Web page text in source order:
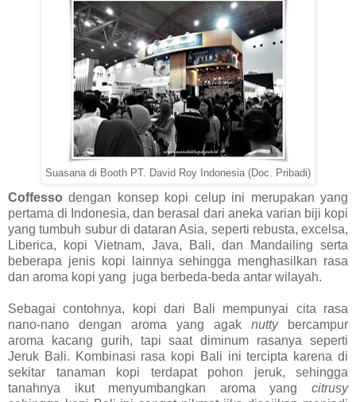
Suasana di Booth PT. David Roy Indonesia (Doc. Pribadi)
Coffesso dengan konsep kopi celup ini merupakan yang
pertama di Indonesia, dan berasal dari aneka varian biji kopi
yang tumbuh subur di dataran Asia, seperti rebusta, excelsa,
Liberica, kopi Vietnam, Java, Bali, dan Mandailing serta
beberapa jenis kopi lainnya sehingga menghasilkan rasa
dan aroma kopi yang juga berbeda-beda antar wilayah.
Sebagai contohnya, kopi dari Bali mempunyai cita rasa
nano-nano dengan aroma yang agak nuttybercampur
aroma kacang gurih, tapi saat diminum rasanya seperti
Jeruk Bali. Kombinasi rasa kopi Bali ini tercipta karena di
sekitar tanaman kopi terdapat pohon jeruk, sehingga
tanahnya ikut menyumbangkan aroma yang citrusy